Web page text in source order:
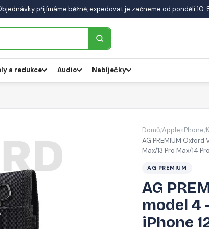
přijímáme běžně, expedovat je začneme od pondělí 10.
a redukce Audio Nabíječky
Domů/Apple/iPhone/
AG PREMIUM
Max/13 Pro Max/14
AG PREMIUM
AG
model 4
iPhone